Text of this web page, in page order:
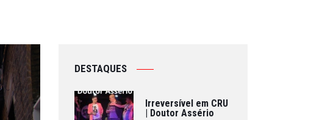
DESTAQUES
Irreversível em CRU
| Doutor Assério